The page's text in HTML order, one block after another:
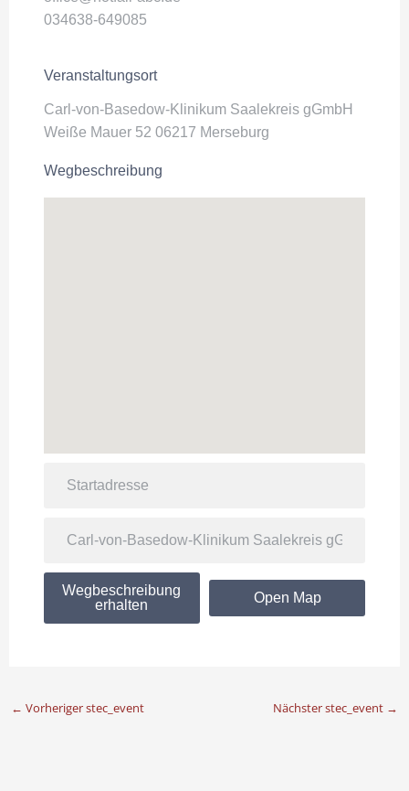
034638-649085
Veranstaltungsort
Carl-von-Basedow-Klinikum Saalekreis gGmbH
Weiße Mauer 52 06217 Merseburg
Wegbeschreibung
Wegbeschreibung
erhalten
Open Map
← Vorheriger stec_event Nächster stec_event →